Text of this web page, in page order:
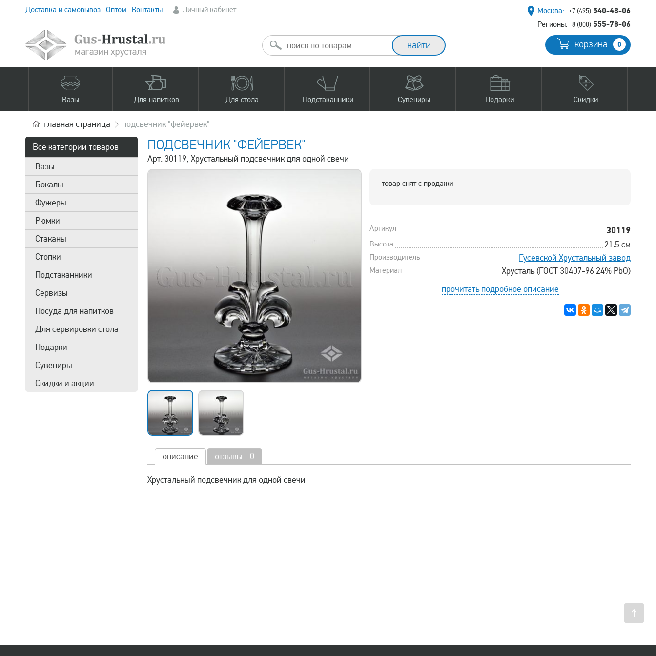
Доставка и самовывоз Оптом Контакты Личный кабинет Москва: +7 (495) 540-48-06
Регионы: 8 (800) 555-78-06
корзина 0
Вазы Для напитков Для стола Подстаканники Сувениры Подарки Скидки
главная страница подсвечник "фейервек"
Все категории товаров
Вазы
Бокалы
Фужеры
Рюмки
Стаканы
Стопки
Подстаканники
Сервизы
Посуда для напитков
Для сервировки стола
Подарки
Сувениры
Скидки и акции
ПОДСВЕЧНИК "ФЕЙЕРВЕК"
Арт. 30119, Хрустальный подсвечник для одной свечи
товар снят с продажи
Артикул 30119
Высота 21.5 см
Производитель Гусевской Хрустальный завод
Материал
Хрусталь (ГОСТ 30407-96 24% PbO)
прочитать подробное описание
описание отзывы - 0
Хрустальный подсвечник для одной свечи